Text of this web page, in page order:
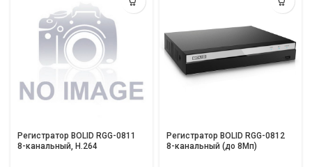
Регистратор BOLID RGG-0811
8-канальный, H.264
Регистратор BOLID RGG-0812
8-канальный (до 8Мп)